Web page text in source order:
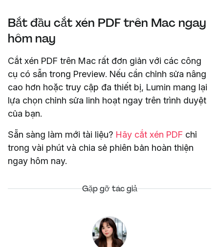
Bắt đầu cắt xén PDF trên Mac ngay
hôm nay
Cắt xén PDF trên Mac rất đơn giản với các công
cụ có sẵn trong Preview. Nếu cần chỉnh sửa nâng
cao hơn hoặc truy cập đa thiết bị, Lumin mang lại
lựa chọn chỉnh sửa linh hoạt ngay trên trình duyệt
của bạn.
Sẵn sàng làm mới tài liệu? Hãy cắt xén PDF chỉ
trong vài phút và chia sẻ phiên bản hoàn thiện
ngay hôm nay.
Gặp gỡ tác giả